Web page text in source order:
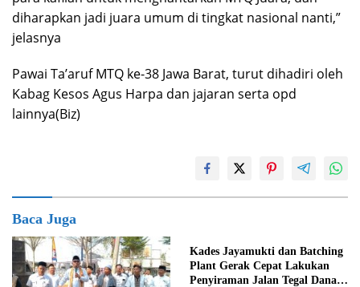
diharapkan jadi juara umum di tingkat nasional nanti,”
jelasnya
Pawai Ta’aruf MTQ ke-38 Jawa Barat, turut dihadiri oleh
Kabag Kesos Agus Harpa dan jajaran serta opd
lainnya(Biz)
Baca Juga
Kades Jayamukti dan Batching
Plant Gerak Cepat Lakukan
Penyiraman Jalan Tegal Danas